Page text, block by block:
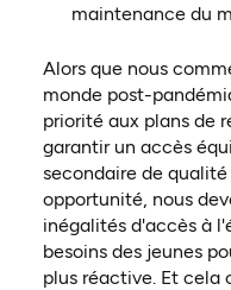
maintenance du
Alors que nous
monde post-
priorité aux plans de
garantir un accès
secondaire de
opportunité, nous
inégalités d'accès à
besoins des jeunes
plus réactive. Et cela